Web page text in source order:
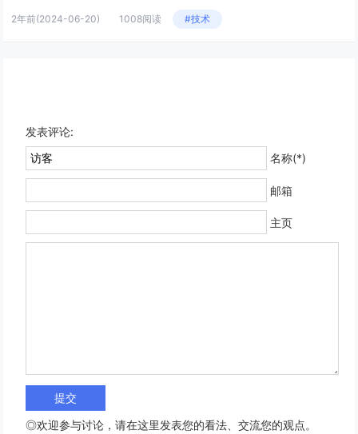
2年前(2024-06-20) 1008阅读 #技术
发表评论:
名称(*)
邮箱
主页
◎欢迎参与讨论，请在这里发表您的看法、交流您的观点。